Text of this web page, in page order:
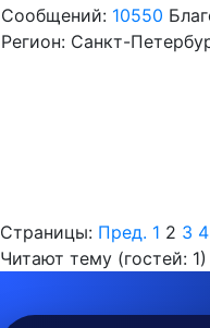
Сообщений: 10550
Регион: Санкт-
Страницы: Пред. 1 2 3 4
Читают тему (гостей: 1)